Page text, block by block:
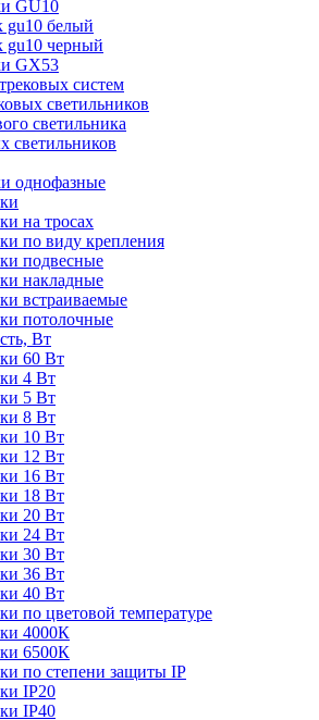
GU10
gu10 белый
gu10 черный
GX53
систем
светильников
светильника
светильников
однофазные
на тросах
по виду крепления
подвесные
накладные
встраиваемые
потолочные
Вт
60 Вт
4 Вт
5 Вт
8 Вт
10 Вт
12 Вт
16 Вт
18 Вт
20 Вт
24 Вт
30 Вт
36 Вт
40 Вт
по цветовой температуре
4000К
6500К
по степени защиты IP
IP20
IP40